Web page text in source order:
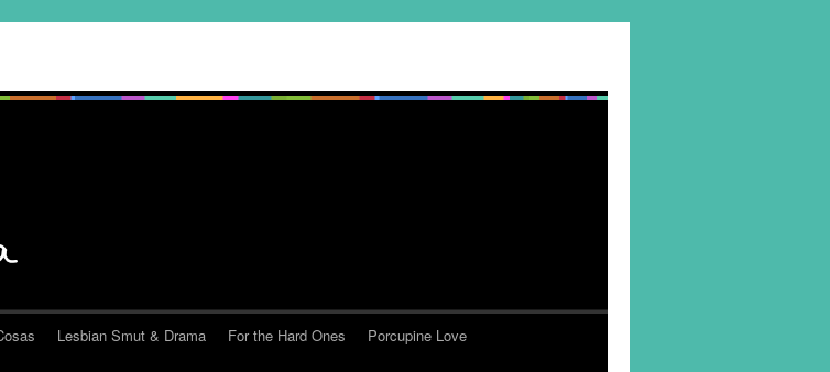
Lesbian Smut & Drama For the Hard Ones
Porcupine Love